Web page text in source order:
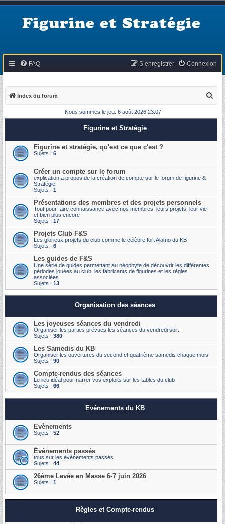
Figurine et Stratégie
FAQ Connexion
S’enregistrer
Index du forum
c
Nous sommes le jeu. 6 août 2026 23:07
Figurine et Stratégie
Figurine et stratégie, qu'est ce que c'est ?
Sujets : 6
Créer un compte sur le forum
explication a propos de la création de compte sur le forum de figurine &
Stratégie.
Sujets : 1
Présentations des membres et des projets personnels
Tout pour faire connaissance avec nos membres, leurs projets, leur vie
et bien plus encore
Sujets : 17
Projets Club F&S
Les glorieux projets du club comme le célèbre fort Alamo du KB
Sujets : 6
Les guides de F&S
Une série de guides permettant au néophyte de découvrir les différentes
périodes jouées au club, les fabricants de figurines et les règles
associées
Sujets : 13
Organisation des séances
Les joyeuses séances du vendredi
Organiser les parties prévues les séances du vendredi soir.
Sujets : 380
Les Samedis du KB
Organiser les ouvertures du second et quatrième samedis chaque mois
Sujets : 90
Compte-rendus des séances
Le lieu idéal pour narrer vos exploits sur les tables du club
Sujets : 66
Evénements du KB
Evènements
Sujets : 52
Événements passés
tous sur les événements passés
Sujets : 44
26ème Levée en Masse 6-7 juin 2026
Sujets : 1
Règles et Compte-rendus